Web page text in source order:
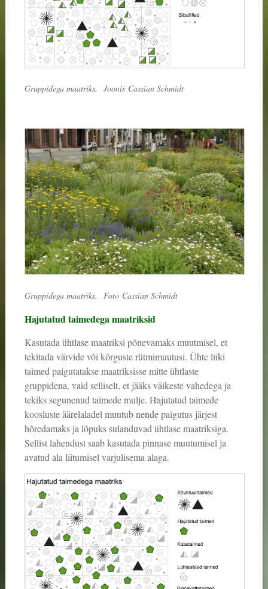
Gruppidega maatriks. Joonis Cassian Schmidt
Gruppidega maatriks. Foto Cassian Schmidt
Hajutatud taimedega maatriksid
Kasutada ühtlase maatriksi põnevamaks muutmisel, et
tekitada värvide või kõrguste rütmimuutusi. Ühte liiki
taimed paigutatakse maatriksisse mitte ühtlaste
gruppidena, vaid selliselt, et jääks väikeste vahedega ja
tekiks segunenud taimede mulje. Hajutatud taimede
koosluste äärelaladel muutub nende paigutus järjest
hõredamaks ja lõpuks sulanduvad ühtlase maatriksiga.
Sellist lahendust saab kasutada pinnase muutumisel ja
avatud ala liitumisel varjulisema alaga.